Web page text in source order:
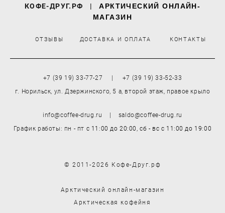
КОФЕ-ДРУГ.РФ |
АРКТИЧЕСКИЙ ОНЛАЙН-
МАГАЗИН
ОТЗЫВЫ ДОСТАВКА И ОПЛАТА КОНТАКТЫ
+7 (39 19) 33-77-27 | +7 (39 19) 33-52-33
г. Норильск, ул. Дзержинского, 5 а, второй этаж, правое крыло
info@coffee-drug.ru | saldo@coffee-drug.ru
График работы: пн - пт с 11:00 до 20:00,сб - вс с 11:00 до 19:00
© 2011-2026 Кофе-Друг.рф
Арктический онлайн-магазин
Арктическая кофейня